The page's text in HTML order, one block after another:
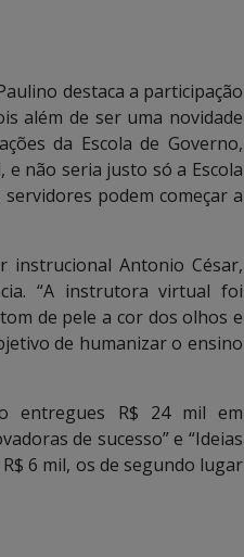
destaca a participação
além de ser uma novidade
da Escola de Governo,
não seria justo só a Escola
podem começar a
instrucional Antonio César,
“A instrutora virtual foi
de pele a cor dos olhos e
de humanizar o ensino
entregues R$ 24 mil em
de sucesso” e “Ideias
6 mil, os de segundo lugar